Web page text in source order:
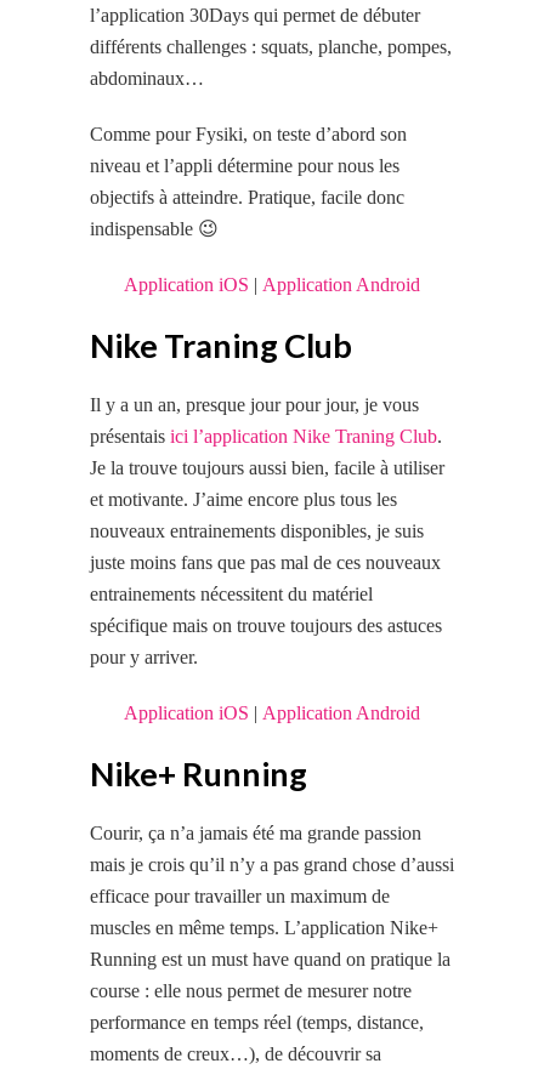
l’application 30Days qui permet de débuter
différents challenges : squats, planche, pompes,
abdominaux…
Comme pour Fysiki, on teste d’abord son
niveau et l’appli détermine pour nous les
objectifs à atteindre. Pratique, facile donc
indispensable 😉
Application iOS | Application Android
Nike Traning Club
Il y a un an, presque jour pour jour, je vous
présentais ici l’application Nike Traning Club.
Je la trouve toujours aussi bien, facile à utiliser
et motivante. J’aime encore plus tous les
nouveaux entrainements disponibles, je suis
juste moins fans que pas mal de ces nouveaux
entrainements nécessitent du matériel
spécifique mais on trouve toujours des astuces
pour y arriver.
Application iOS | Application Android
Nike+ Running
Courir, ça n’a jamais été ma grande passion
mais je crois qu’il n’y a pas grand chose d’aussi
efficace pour travailler un maximum de
muscles en même temps. L’application Nike+
Running est un must have quand on pratique la
course : elle nous permet de mesurer notre
performance en temps réel (temps, distance,
moments de creux…), de découvrir sa